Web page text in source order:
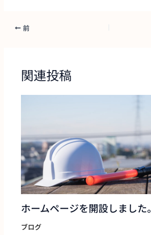
前
関連投稿
ホームページを開設しました。
ブログ